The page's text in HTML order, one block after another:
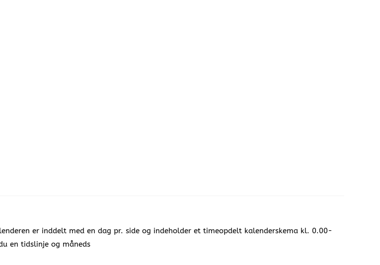
er inddelt med en dag pr. side og indeholder et timeopdelt kalenderskema kl. 0.00-
en tidslinje og måneds